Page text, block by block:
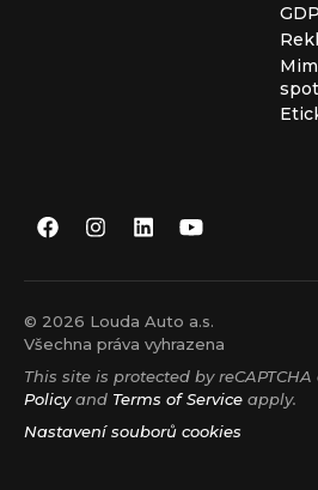
© 2026 Louda Auto a.s.
Všechna práva vyhrazena
This site is protected by
Policyand Terms of Service apply.
Nastavení souborů cookies